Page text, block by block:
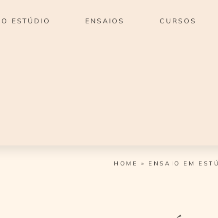
O ESTÚDIO ENSAIOS CURSOS
HOME » ENSAIO EM